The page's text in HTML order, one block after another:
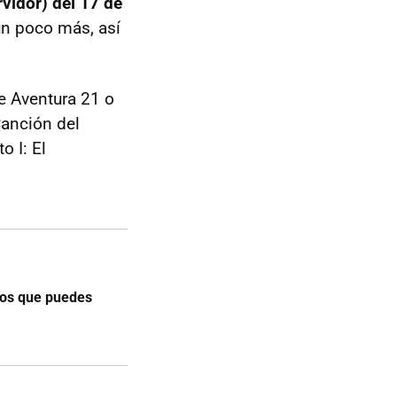
poco más, así
Aventura 21 o
del
I: El
que puedes